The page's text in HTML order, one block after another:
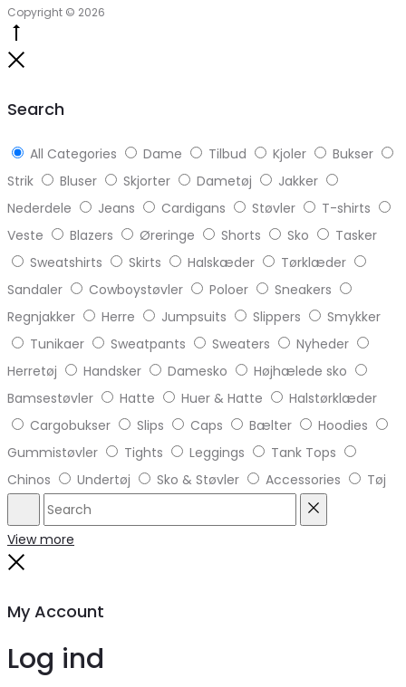
Copyright © 2026
Search
All Categories Dame Tilbud Kjoler
Bukser
Strik
Bluser Skjorter Dametøj
Jakker
Nederdele
Jeans Cardigans Støvler
T-shirts
Veste
Blazers Øreringe Shorts Sko
Tasker
Sweatshirts
Skirts Halskæder
Tørklæder
Sandaler
Cowboystøvler Poloer
Sneakers
Regnjakker
Herre Jumpsuits Slippers
Smykker
Tunikaer
Sweatpants Sweaters
Nyheder
Herretøj
Handsker Damesko
Højhælede sko
Bamsestøvler
Hatte Huer & Hatte
Halstørklæder
Cargobukser
Slips Caps Bælter
Hoodies
Gummistøvler
Tights Leggings
Tank Tops
Chinos
Undertøj Sko & Støvler Accessories Tøj
Search
View more
My Account
Log ind